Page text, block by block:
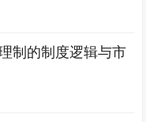
制的制度逻辑与市